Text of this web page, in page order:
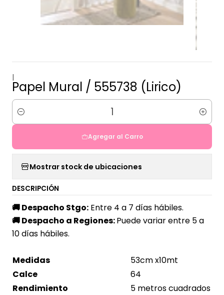
Papel Mural / 555738 (Lirico)
Cantidad
Agregar al Carro
Mostrar stock de ubicaciones
DESCRIPCIÓN
🚚Despacho Stgo: Entre 4 a 7 días hábiles.
🚚Despacho a Regiones:Puede variar entre 5 a
10 días hábiles.
Medidas
53cm x10mt
Calce
64
Rendimiento
5 metros cuadrados